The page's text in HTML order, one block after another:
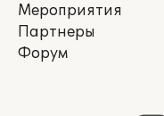
Мероприятия
Партнеры
Форум